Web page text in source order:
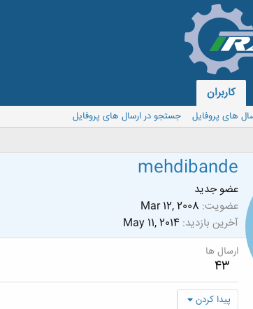
کاربران
های پروفایل
جستجو در ارسال های پروفایل
mehdibande
عضو جدید
عضویت Mar 12, 2008
آخرین بازدید May 11, 2014
ارسال ها
43
پیدا کردن